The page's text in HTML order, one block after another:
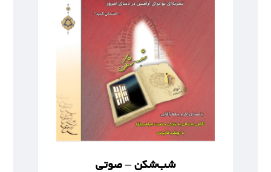
شب‌شکن – صوتی